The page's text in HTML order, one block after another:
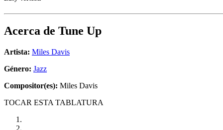
Acerca de Tune Up
Artista: Miles Davis
Género: Jazz
Compositor(es): Miles Davis
TOCAR ESTA TABLATURA